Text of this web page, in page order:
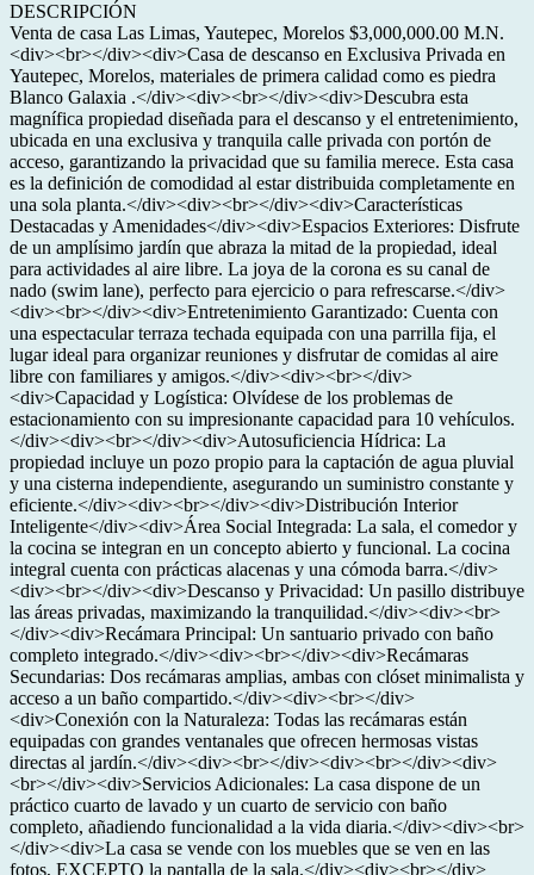
DESCRIPCIÓN
Venta de casa Las Limas, Yautepec, Morelos $3,000,000.00 M.N.
<div><br></div><div>Casa de descanso en Exclusiva Privada en
Yautepec, Morelos, materiales de primera calidad como es piedra
Blanco Galaxia .</div><div><br></div><div>Descubra esta
magnífica propiedad diseñada para el descanso y el entretenimiento,
ubicada en una exclusiva y tranquila calle privada con portón de
acceso, garantizando la privacidad que su familia merece. Esta casa
es la definición de comodidad al estar distribuida completamente en
una sola planta.</div><div><br></div><div>Características
Destacadas y Amenidades</div><div>Espacios Exteriores: Disfrute
de un amplísimo jardín que abraza la mitad de la propiedad, ideal
para actividades al aire libre. La joya de la corona es su canal de
nado (swim lane), perfecto para ejercicio o para refrescarse.</div>
<div><br></div><div>Entretenimiento Garantizado: Cuenta con
una espectacular terraza techada equipada con una parrilla fija, el
lugar ideal para organizar reuniones y disfrutar de comidas al aire
libre con familiares y amigos.</div><div><br></div>
<div>Capacidad y Logística: Olvídese de los problemas de
estacionamiento con su impresionante capacidad para 10 vehículos.
</div><div><br></div><div>Autosuficiencia Hídrica: La
propiedad incluye un pozo propio para la captación de agua pluvial
y una cisterna independiente, asegurando un suministro constante y
eficiente.</div><div><br></div><div>Distribución Interior
Inteligente</div><div>Área Social Integrada: La sala, el comedor y
la cocina se integran en un concepto abierto y funcional. La cocina
integral cuenta con prácticas alacenas y una cómoda barra.</div>
<div><br></div><div>Descanso y Privacidad: Un pasillo distribuye
las áreas privadas, maximizando la tranquilidad.</div><div><br>
</div><div>Recámara Principal: Un santuario privado con baño
completo integrado.</div><div><br></div><div>Recámaras
Secundarias: Dos recámaras amplias, ambas con clóset minimalista y
acceso a un baño compartido.</div><div><br></div>
<div>Conexión con la Naturaleza: Todas las recámaras están
equipadas con grandes ventanales que ofrecen hermosas vistas
directas al jardín.</div><div><br></div><div><br></div><div>
<br></div><div>Servicios Adicionales: La casa dispone de un
práctico cuarto de lavado y un cuarto de servicio con baño
completo, añadiendo funcionalidad a la vida diaria.</div><div><br>
</div><div>La casa se vende con los muebles que se ven en las
fotos, EXCEPTO la pantalla de la sala.</div><div><br></div>